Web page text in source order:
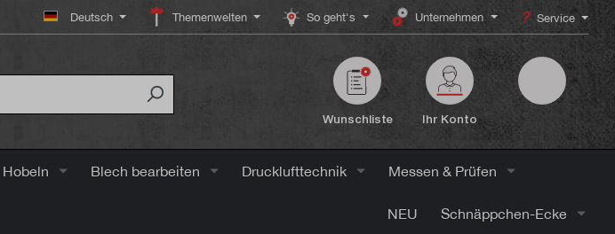
Deutsch Themenwelten So geht's Unternehmen Service
Wunschliste Ihr Konto
Hobeln Blech bearbeiten Drucklufttechnik Messen & Prüfen
NEU Schnäppchen-Ecke